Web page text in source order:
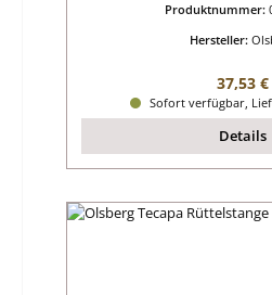
Produktnummer:
Hersteller:
37,53 €
Sofort verfügbar,
Details